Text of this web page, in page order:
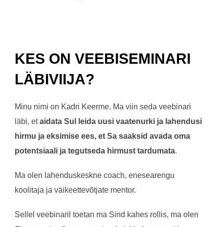
KES ON VEEBISEMINARI
LÄBIVIIJA?
Minu nimi on Kadri Keerme. Ma viin seda veebinari
läbi, etaidata Sul leida uusi vaatenurki ja lahendusi
hirmu ja eksimise ees, et Sa saaksid avada oma
potentsiaali ja tegutseda hirmust tardumata.
Ma olen lahenduskeskne coach, enesearengu
koolitaja ja väikeettevõtjate mentor.
Sellel veebinaril toetan ma Sind kahes rollis, ma olen